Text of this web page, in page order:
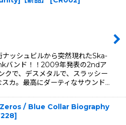
ナッシュビルから突然現れたSka-
バンド！！2009年発表の2ndア
クで、デスメタルで、スラッシー
スカ。最高にダーティなサウンド…
/ Blue Collar Biography
]